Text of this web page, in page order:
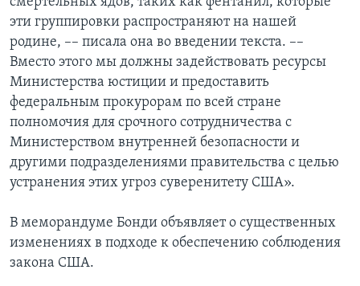
эти группировки распространяют на нашей
родине, –– писала она во введении текста. ––
Вместо этого мы должны задействовать ресурсы
Министерства юстиции и предоставить
федеральным прокурорам по всей стране
полномочия для срочного сотрудничества с
Министерством внутренней безопасности и
другими подразделениями правительства с целью
устранения этих угроз суверенитету США».
В меморандуме Бонди объявляет о существенных
изменениях в подходе к обеспечению соблюдения
закона США.